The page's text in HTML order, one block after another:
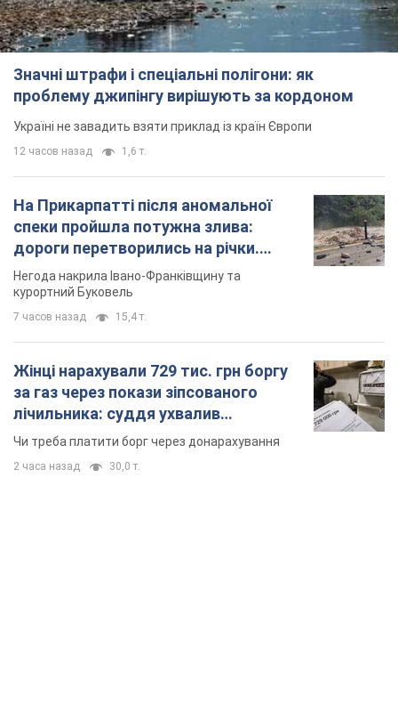
Значні штрафи і спеціальні полігони: як
проблему джипінгу вирішують за кордоном
Україні не завадить взяти приклад із країн Європи
12 часов назад 1,6 т.
На Прикарпатті після аномальної
спеки пройшла потужна злива:
дороги перетворились на річки.
Відео
Негода накрила Івано-Франківщину та
курортний Буковель
7 часов назад 15,4 т.
Жінці нарахували 729 тис. грн боргу
за газ через покази зіпсованого
лічильника: суддя ухвалив
неочікуване рішення
Чи треба платити борг через донарахування
2 часа назад 30,0 т.